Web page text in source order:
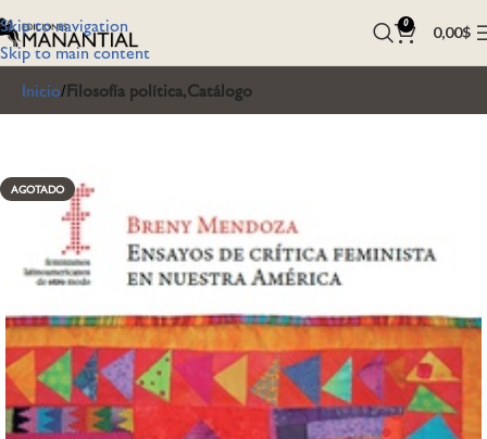
Skip to navigation
Skip to main content
0 0,00$
Inicio Filosofía política,Catálogo
AGOTADO